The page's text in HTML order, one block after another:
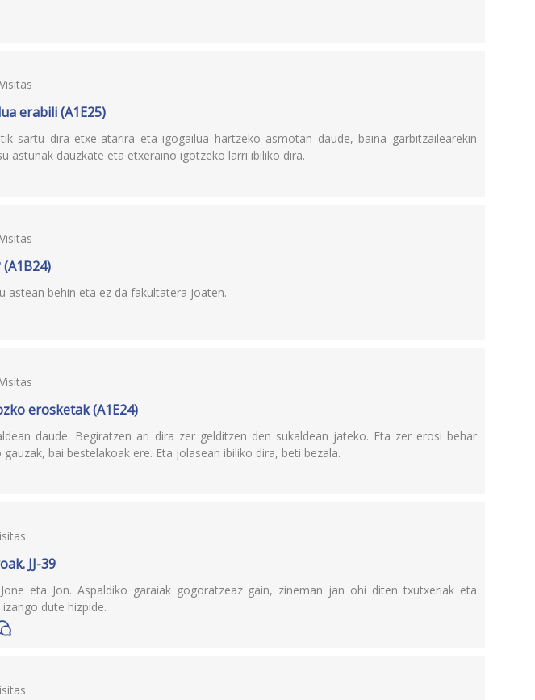
erabili (A1E25)
sartu dira etxe-atarira eta igogailua hartzeko asmotan daude, baina garbitzailearekin
astunak dauzkate eta etxeraino igotzeko larri ibiliko dira.
astean behin eta ez da fakultatera joaten.
erosketak (A1E24)
daude. Begiratzen ari dira zer gelditzen den sukaldean jateko. Eta zer erosi behar
bai bestelakoak ere. Eta jolasean ibiliko dira, beti bezala.
JJ-39
eta Jon. Aspaldiko garaiak gogoratzeaz gain, zineman jan ohi diten txutxeriak eta
dute hizpide.